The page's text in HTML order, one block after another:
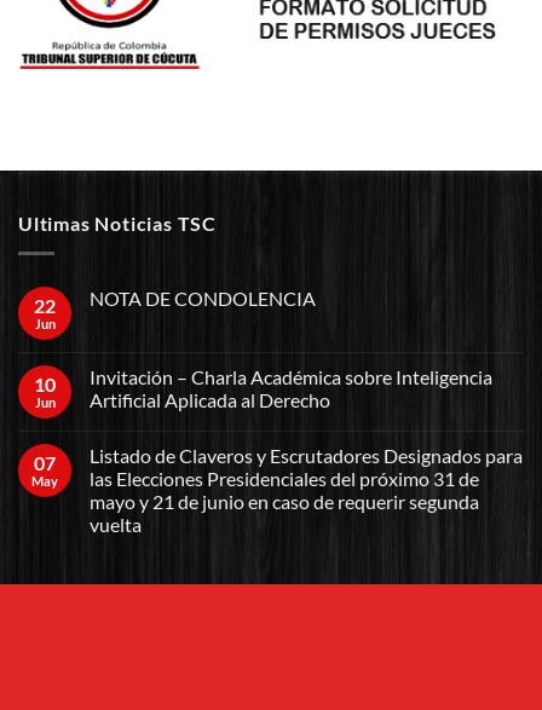
Ultimas Noticias TSC
22
Jun
NOTA DE CONDOLENCIA
10
Jun
Invitación – Charla Académica sobre Inteligencia
Artificial Aplicada al Derecho
07
May
Listado de Claveros y Escrutadores Designados para
las Elecciones Presidenciales del próximo 31 de
mayo y 21 de junio en caso de requerir segunda
vuelta